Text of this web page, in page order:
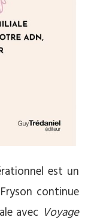
est un
continue
avec Voyage